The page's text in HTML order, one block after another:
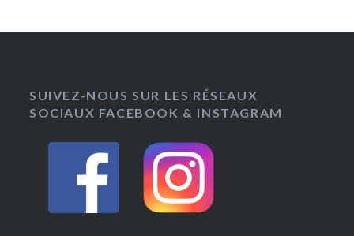
SUIVEZ-NOUS SUR LES RÉSEAUX
SOCIAUX FACEBOOK & INSTAGRAM